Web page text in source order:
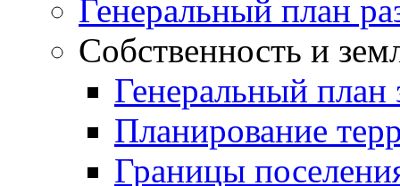
Генеральный план
Собственность и
Генеральный план
Планирование
Границы